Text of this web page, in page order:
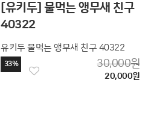
[유키두] 물먹는 앵무새 친구
40322
유키두 물먹는 앵무새 친구 40322
33% 30,000원
20,000원